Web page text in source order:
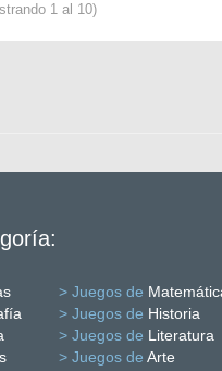
1 al 10)
> Juegos de
> Juegos de Historia
> Juegos de Literatura
> Juegos de Arte